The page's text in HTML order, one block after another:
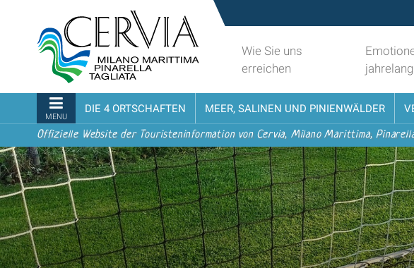
zur
Navigation
turistico
ufficiale
Cervia,
Milano
Marittima,
Pinarella,
Tagliata
Wie Sie uns
erreichen
jahrelang
MENU
DIE 4 ORTSCHAFTEN MEER, SALINEN UND PINIENWÄLDER
Offizielle Website der Touristeninformation von Cervia, Milano Marittima,